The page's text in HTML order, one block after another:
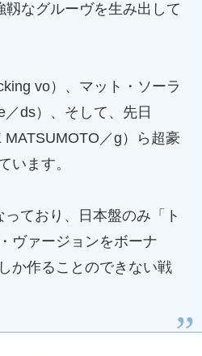
なグルーヴを生み出して
vo）、マット・ソーラ
ds）、そして、先日
MATSUMOTO／g）ら超豪
ます。
ており、日本盤のみ「ト
ヴァージョンをボーナ
か作ることのできない戦